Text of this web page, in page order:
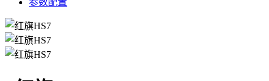
参数配置